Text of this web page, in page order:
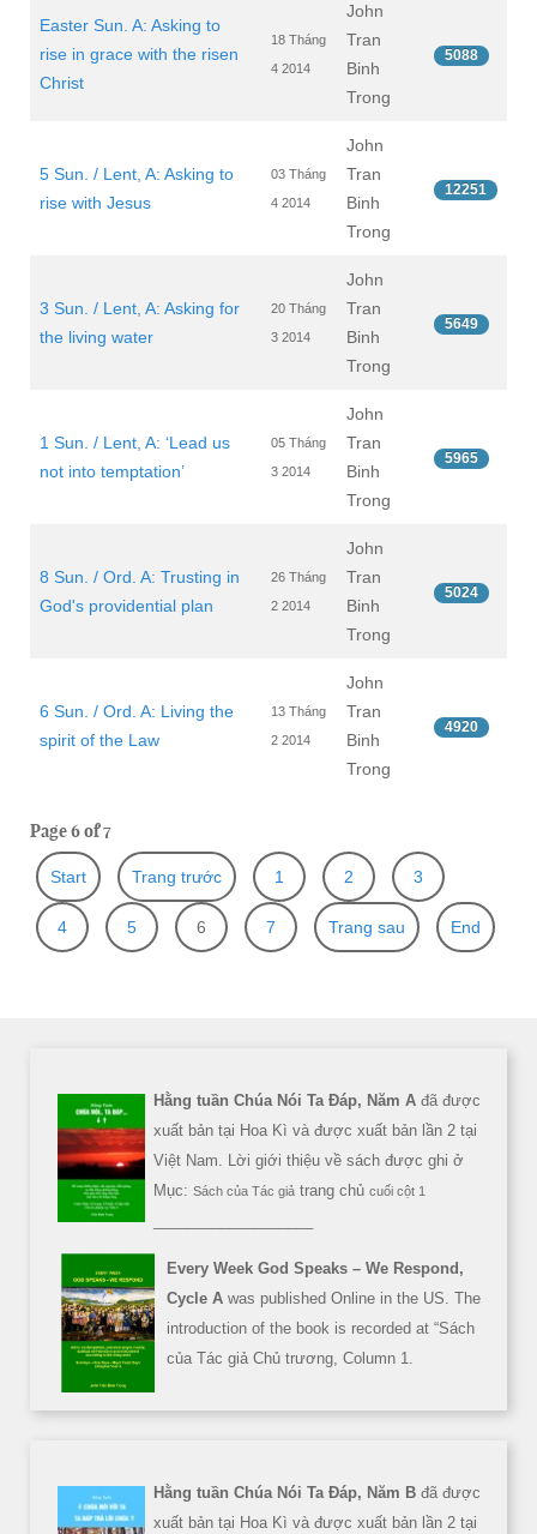
Easter Sun. A: Asking to
rise in grace with the risen
Christ
18 Tháng
4 2014
John
Tran
Binh
Trong
5088
5 Sun. / Lent, A: Asking to
rise with Jesus
03 Tháng
4 2014
John
Tran
Binh
Trong
12251
3 Sun. / Lent, A: Asking for
the living water
20 Tháng
3 2014
John
Tran
Binh
Trong
5649
1 Sun. / Lent, A: ‘Lead us
not into temptation’
05 Tháng
3 2014
John
Tran
Binh
Trong
5965
8 Sun. / Ord. A: Trusting in
God's providential plan
26 Tháng
2 2014
John
Tran
Binh
Trong
5024
6 Sun. / Ord. A: Living the
spirit of the Law
13 Tháng
2 2014
John
Tran
Binh
Trong
4920
Page 6 of 7
Start Trang trước 1 2 3
4 5 6 7 Trang sau End
Hằng tuần Chúa Nói Ta Đáp, Năm A đã được
xuất bản tại Hoa Kì và được xuất bản lần 2 tại
Việt Nam. Lời giới thiệu về sách được ghi ở
Mục: Sách của Tác giả trang chủ cuối cột 1
Every Week God Speaks – We Respond,
Cycle A was published Online in the US. The
introduction of the book is recorded at “Sách
của Tác giả Chủ trương, Column 1.
Hằng tuần Chúa Nói Ta Đáp, Năm B đã được
xuất bản tại Hoa Kì và được xuất bản lần 2 tại